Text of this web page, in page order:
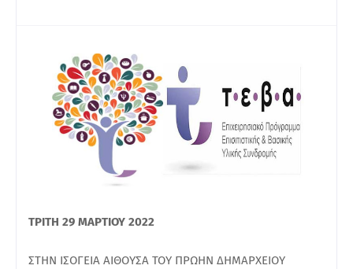
ΤΡΙΤΗ 29 ΜΑΡΤΙΟΥ 2022
ΣΤΗΝ ΙΣΟΓΕΙΑ ΑΙΘΟΥΣΑ ΤΟΥ ΠΡΩΗΝ ΔΗΜΑΡΧΕΙΟΥ